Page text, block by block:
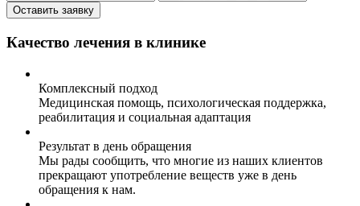
Оставить заявку
Качество лечения в клинике
Комплексный подход
Медицинская помощь, психологическая поддержка,
реабилитация и социальная адаптация
Результат в день обращения
Мы рады сообщить, что многие из наших клиентов
прекращают употребление веществ уже в день
обращения к нам.